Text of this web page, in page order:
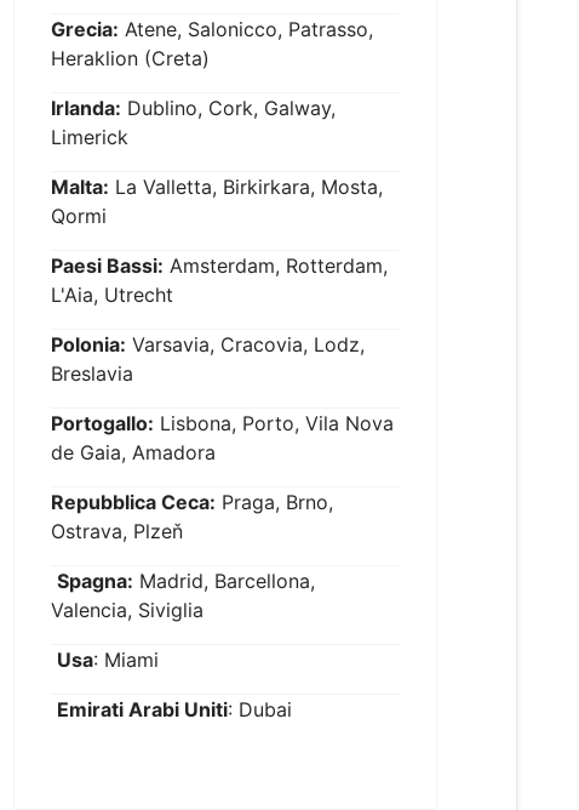
Grecia: Atene, Salonicco, Patrasso,
Heraklion (Creta)
Irlanda: Dublino, Cork, Galway,
Limerick
Malta: La Valletta, Birkirkara, Mosta,
Qormi
Paesi Bassi: Amsterdam, Rotterdam,
L'Aia, Utrecht
Polonia: Varsavia, Cracovia, Lodz,
Breslavia
Portogallo: Lisbona, Porto, Vila Nova
de Gaia, Amadora
Repubblica Ceca: Praga, Brno,
Ostrava, Plzeň
Spagna: Madrid, Barcellona,
Valencia, Siviglia
Usa: Miami
Emirati Arabi Uniti: Dubai